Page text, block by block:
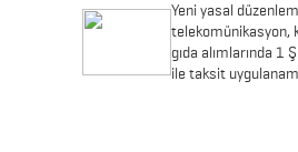
Yeni yasal
telekomünikasyon,
gıda alımlarında
ile taksit